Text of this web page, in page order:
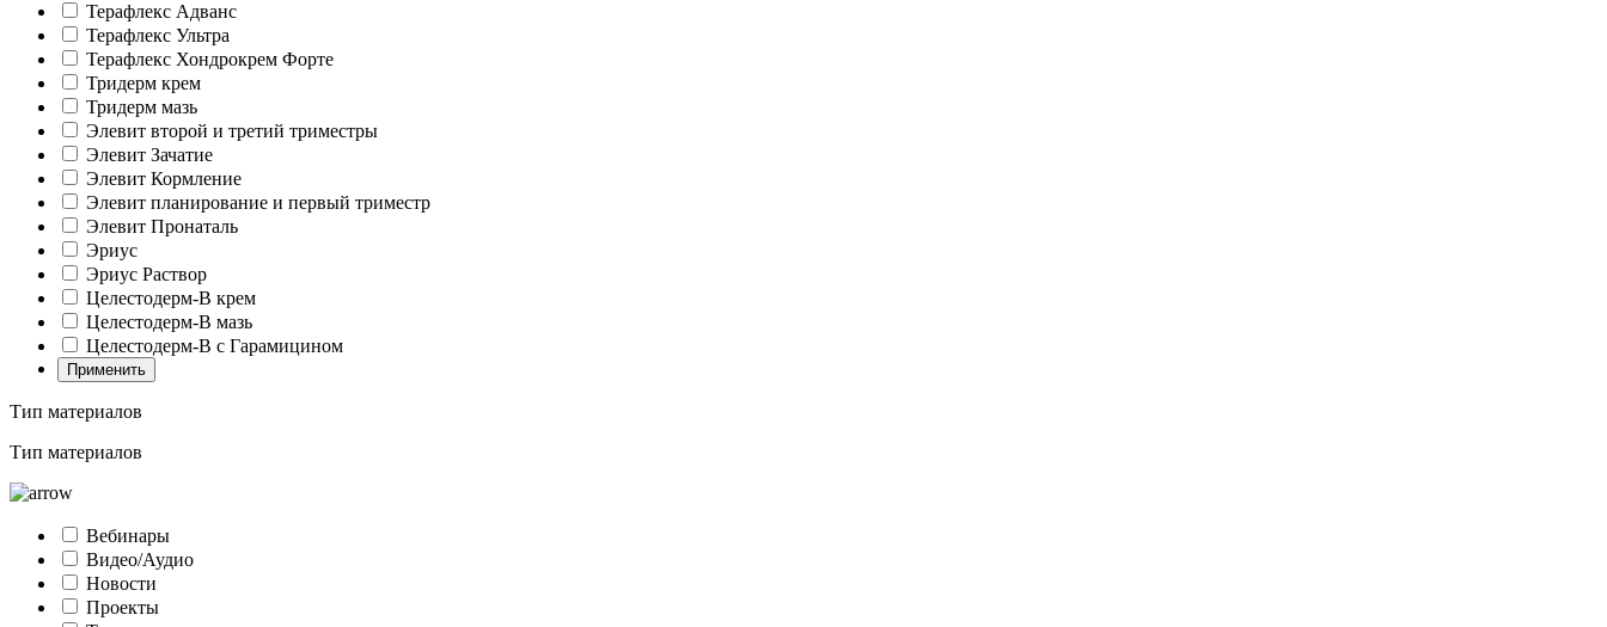
Терафлекс Адванс
Терафлекс Ультра
Терафлекс Хондрокрем Форте
Тридерм крем
Тридерм мазь
Элевит второй и третий триместры
Элевит Зачатие
Элевит Кормление
Элевит планирование и первый триместр
Элевит Пронаталь
Эриус
Эриус Раствор
Целестодерм-В крем
Целестодерм-В мазь
Целестодерм-В с Гарамицином
Применить
Тип материалов
Тип материалов
Вебинары
Видео/Аудио
Новости
Проекты